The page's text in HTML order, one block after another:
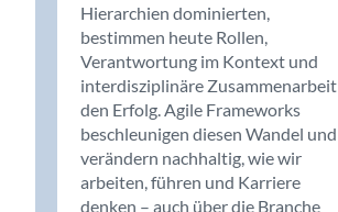
Bergdietikon
Bern - Liebefeld
Hierarchien dominierten,
bestimmen heute Rollen,
Verantwortung im Kontext und
interdisziplinäre Zusammenarbeit
den Erfolg. Agile Frameworks
beschleunigen diesen Wandel und
verändern nachhaltig, wie wir
arbeiten, führen und Karriere
denken – auch über die Branche